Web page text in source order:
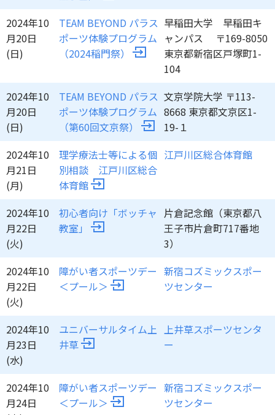
2024年10
月20日
(日)
TEAM BEYOND パラス
ポーツ体験プログラム
（2024稲門祭）
早稲田大学 早稲田キ
ャンパス 〒169-8050
東京都新宿区戸塚町1-
104
2024年10
月20日
(日)
TEAM BEYOND パラス
ポーツ体験プログラム
（第60回文京祭）
文京学院大学 〒113-
8668 東京都文京区1-
19-１
2024年10
月21日
(月)
理学療法士等による個
別相談 江戸川区総合
体育館
江戸川区総合体育館
2024年10
月22日
(火)
初心者向け「ボッチャ
教室」
片倉記念館（東京都八
王子市片倉町717番地
3）
2024年10
月22日
(火)
障がい者スポーツデー
＜プール＞
新宿コズミックスポー
ツセンター
2024年10
月23日
(水)
ユニバーサルタイム上
井草
上井草スポーツセンタ
ー
2024年10
月24日
障がい者スポーツデー
＜プール＞
新宿コズミックスポー
ツセンター